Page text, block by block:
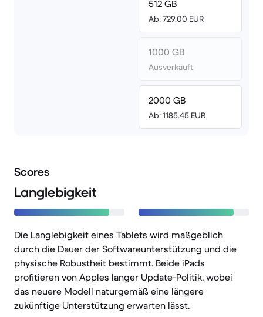
512 GB
Ab: 729.00 EUR
1000 GB
Ausverkauft
2000 GB
Ab: 1185.45 EUR
Scores
Langlebigkeit
Die Langlebigkeit eines Tablets wird maßgeblich
durch die Dauer der Softwareunterstützung und die
physische Robustheit bestimmt. Beide iPads
profitieren von Apples langer Update-Politik, wobei
das neuere Modell naturgemäß eine längere
zukünftige Unterstützung erwarten lässt.